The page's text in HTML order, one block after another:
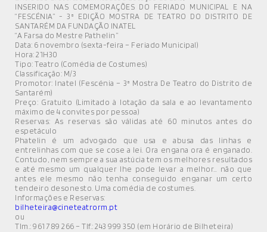
INSERIDO NAS COMEMORAÇÕES DO FERIADO MUNICIPAL E NA
“FESCÉNIA” - 3ª EDIÇÃO MOSTRA DE TEATRO DO DISTRITO DE
SANTARÉM DA FUNDAÇÃO INATEL
“A Farsa do Mestre Pathelin”
Data: 6 novembro (sexta-feira – Feriado Municipal)
Hora: 21H30
Tipo: Teatro (Comédia de Costumes)
Classificação: M/3
Promotor: Inatel (Fescénia – 3ª Mostra De Teatro do Distrito de
Santarém)
Preço: Gratuito (Limitado à lotação da sala e ao levantamento
máximo de 4 convites por pessoa)
Reservas: As reservas são válidas até 60 minutos antes do
espetáculo
Phatelin é um advogado que usa e abusa das linhas e
entrelinhas com que se cose a lei. Ora engana ora é enganado.
Contudo, nem sempre a sua astúcia tem os melhores resultados
e até mesmo um qualquer lhe pode levar a melhor… não que
antes ele mesmo não tenha conseguido enganar um certo
tendeiro desonesto. Uma comédia de costumes.
Informações e Reservas:
bilheteira@cineteatrorm.pt
ou
Tlm.: 961 789 266 – Tlf.: 243 999 350 (em Horário de Bilheteira)